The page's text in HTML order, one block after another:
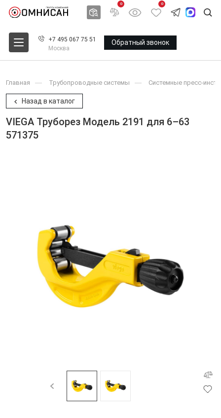
0 0
+7 495 067 75 51
Москва
Обратный звонок
Главная Трубопроводные системы Системные пресс-
Назад в каталог
VIEGA Труборез Модель 2191 для 6–63
571375